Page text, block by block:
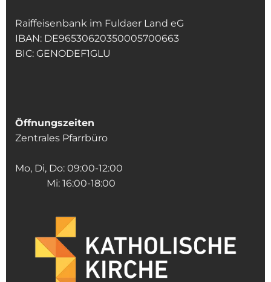
Raiffeisenbank im Fuldaer Land eG
IBAN: DE96530620350005700663
BIC: GENODEF1GLU
Öffnungszeiten
Zentrales Pfarrbüro
Mo, Di, Do: 09:00-12:00
Mi: 16:00-18:00